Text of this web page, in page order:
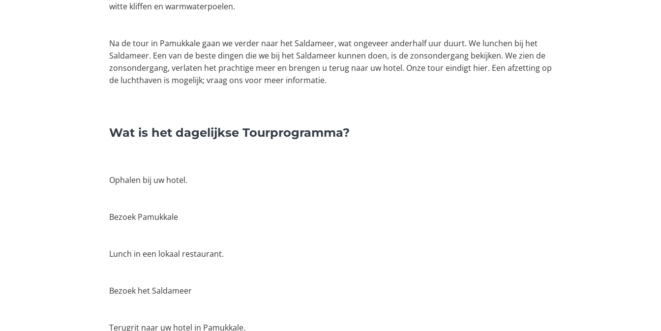
witte kliffen en warmwaterpoelen.
Na de tour in Pamukkale gaan we verder naar het Saldameer, wat ongeveer anderhalf uur duurt. We lunchen bij het
Saldameer. Een van de beste dingen die we bij het Saldameer kunnen doen, is de zonsondergang bekijken. We zien de
zonsondergang, verlaten het prachtige meer en brengen u terug naar uw hotel. Onze tour eindigt hier. Een afzetting op
de luchthaven is mogelijk; vraag ons voor meer informatie.
Wat is het dagelijkse Tourprogramma?
Ophalen bij uw hotel.
Bezoek Pamukkale
Lunch in een lokaal restaurant.
Bezoek het Saldameer
Terugrit naar uw hotel in Pamukkale.